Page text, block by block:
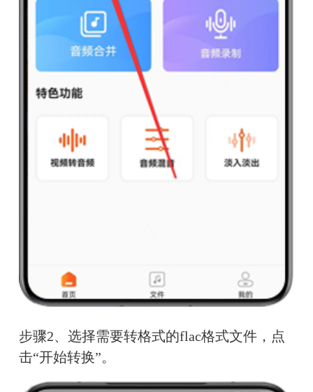
步骤2、选择需要转格式的flac格式文件，点
击“开始转换”。